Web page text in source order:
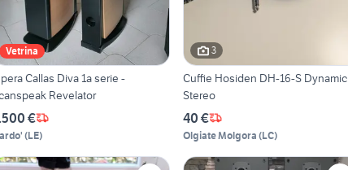
Vetrina
Callas Diva 1a serie -
Revelator
€
(LE)
3
Cuffie Hosiden DH-16-S Dynamic
Stereo
40 €
Olgiate Molgora (LC)